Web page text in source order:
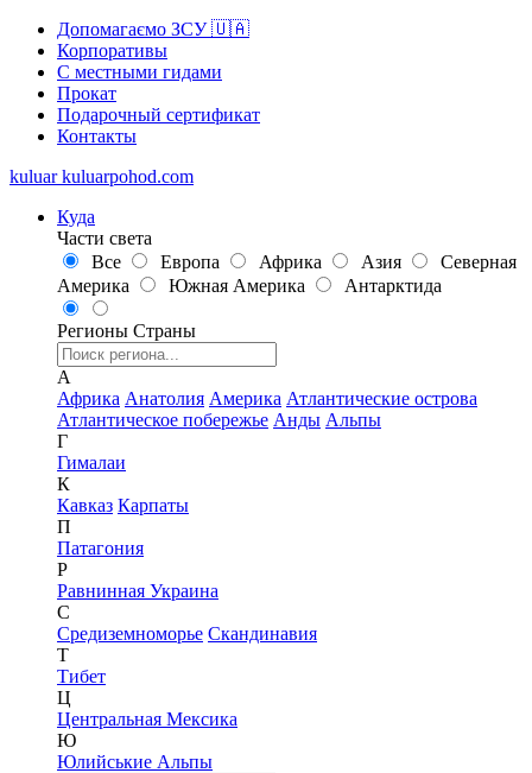
Допомагаємо ЗСУ 🇺🇦
Корпоративы
С местными гидами
Прокат
Подарочный сертификат
Контакты
kuluar kuluarpohod.com
Куда
Части света
Все
Европа Африка Азия
Северная
Америка
Южная Америка Антарктида
Регионы Страны
А
Африка Анатолия Америка Атлантические острова
Атлантическое побережье Анды Альпы
Г
Гималаи
К
Кавказ Карпаты
П
Патагония
Р
Равнинная Украина
С
Средиземноморье Скандинавия
Т
Тибет
Ц
Центральная Мексика
Ю
Юлийськие Альпы